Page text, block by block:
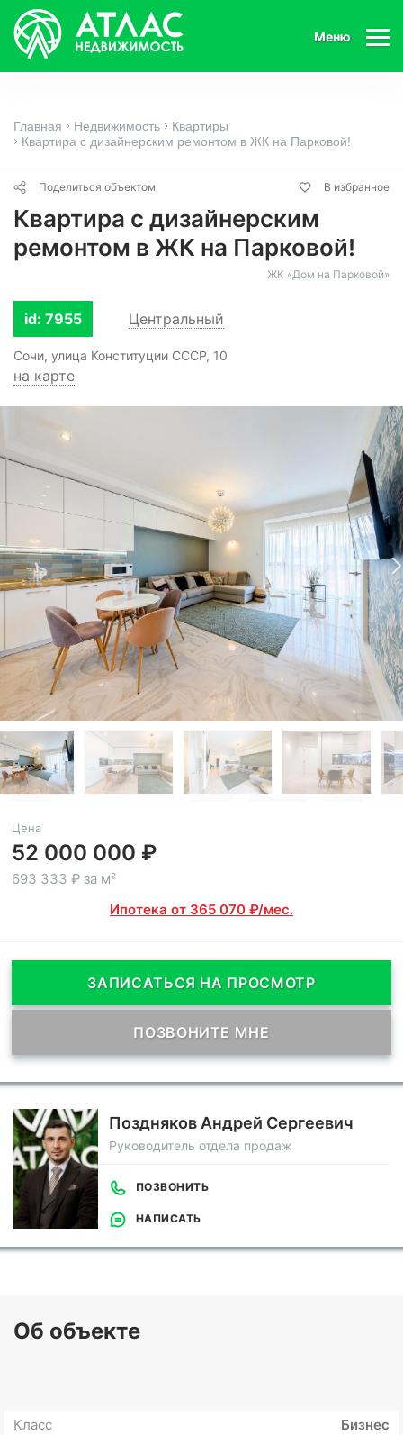
Меню
Главная Недвижимость
Квартиры
Квартира с дизайнерским ремонтом в ЖК на Парковой!
Поделиться объектом В избранное
Квартира с дизайнерским
ремонтом в ЖК на Парковой!
ЖК «Дом на Парковой»
id: 7955 Центральный
Сочи, улица Конституции СССР, 10
на карте
Цена
52 000 000 ₽
693 333 ₽ за м²
Ипотека от 365 070 ₽/мес.
ЗАПИСАТЬСЯ НА ПРОСМОТР
ПОЗВОНИТЕ МНЕ
Поздняков Андрей Сергеевич
Руководитель отдела продаж
ПОЗВОНИТЬ
НАПИСАТЬ
Об объекте
Класс
Бизнес